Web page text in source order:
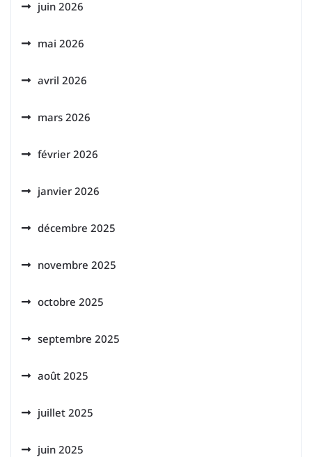
juin 2026
mai 2026
avril 2026
mars 2026
février 2026
janvier 2026
décembre 2025
novembre 2025
octobre 2025
septembre 2025
août 2025
juillet 2025
juin 2025